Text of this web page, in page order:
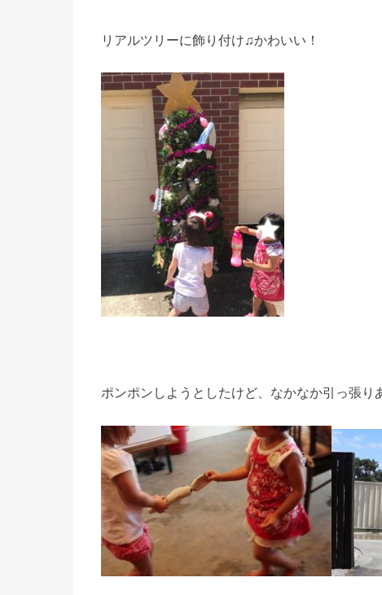
リアルツリーに飾り付け♫かわいい！
ポンポンしようとしたけど、なかなか引っ張り